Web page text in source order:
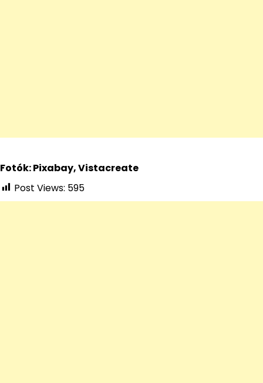
Fotók: Pixabay, Vistacreate
Post Views: 595